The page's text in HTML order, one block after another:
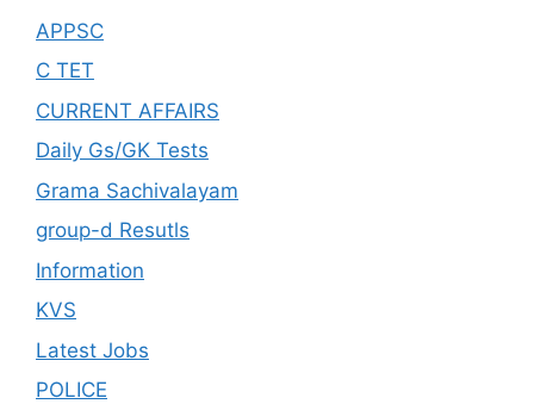
APPSC
C TET
CURRENT AFFAIRS
Daily Gs/GK Tests
Grama Sachivalayam
group-d Resutls
Information
KVS
Latest Jobs
POLICE